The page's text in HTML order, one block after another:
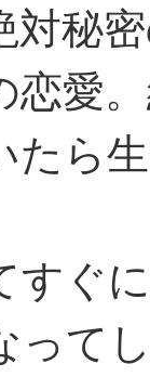
対秘
恋愛
たら
すぐ
って